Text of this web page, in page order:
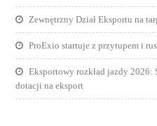
Zewnętrzny Dział Eksportu na
ProExio startuje z przytupem i
Eksportowy rozkład jazdy 2026:
dotacji na eksport